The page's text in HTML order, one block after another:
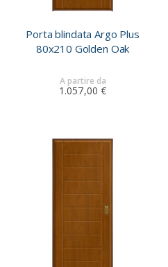
Porta blindata Argo Plus
80x210 Golden Oak
A partire da
1.057,00 €